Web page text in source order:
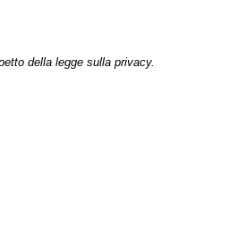
della legge sulla privacy.